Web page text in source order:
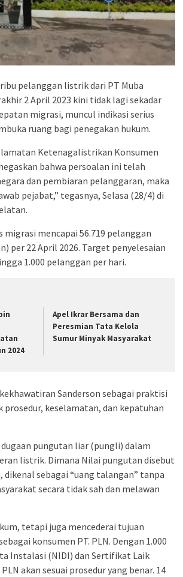
pelanggan listrik dari PT Muba
2 April 2023 kini tidak lagi sekadar
migrasi, muncul indikasi serius
ruang bagi penegakan hukum.
Ketenagalistrikan Konsumen
bahwa persoalan ini telah
dan pembiaran pelanggaran, maka
pejabat,” tegasnya, Selasa (28/4) di
mencapai 56.719 pelanggan
per 22 April 2026. Target penyelesaian
1.000 pelanggan per hari.
2024
Apel Ikrar Bersama dan
Peresmian Tata Kelola
Sumur Minyak Masyarakat
Sanderson sebagai praktisi
keselamatan, dan kepatuhan
pungutan liar (pungli) dalam
listrik. Dimana Nilai pungutan disebut
sebagai “uang talangan” tanpa
secara tidak sah dan melawan
tetapi juga mencederai tujuan
konsumen PT. PLN. Dengan 1.000
Instalasi (NIDI) dan Sertifikat Laik
akan sesuai prosedur yang benar. 14